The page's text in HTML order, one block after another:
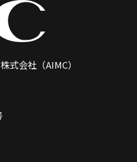
式会社（AIMC）